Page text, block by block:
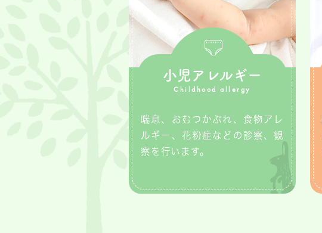
小児アレルギー
Childhood allergy
喘息、おむつかぶれ、食物アレ
ルギー、花粉症などの診察、観
察を行います。